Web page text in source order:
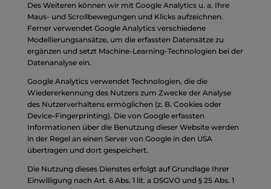
Des Weiteren können wir mit Google Analytics u. a. Ihre
Maus- und Scrollbewegungen und Klicks aufzeichnen.
Ferner verwendet Google Analytics verschiedene
Modellierungsansätze, um die erfassten Datensätze zu
ergänzen und setzt Machine-Learning-Technologien bei der
Datenanalyse ein.
Google Analytics verwendet Technologien, die die
Wiedererkennung des Nutzers zum Zwecke der Analyse
des Nutzerverhaltens ermöglichen (z. B. Cookies oder
Device-Fingerprinting). Die von Google erfassten
Informationen über die Benutzung dieser Website werden
in der Regel an einen Server von Google in den USA
übertragen und dort gespeichert.
Die Nutzung dieses Dienstes erfolgt auf Grundlage Ihrer
Einwilligung nach Art. 6 Abs. 1 lit. a DSGVO und § 25 Abs. 1